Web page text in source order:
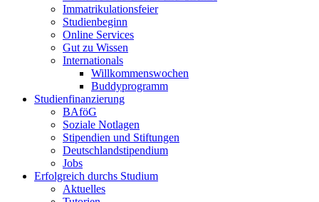
Immatrikulationsfeier
Studienbeginn
Online Services
Gut zu Wissen
Internationals
Willkommenswochen
Buddyprogramm
Studienfinanzierung
BAföG
Soziale Notlagen
Stipendien und Stiftungen
Deutschlandstipendium
Jobs
Erfolgreich durchs Studium
Aktuelles